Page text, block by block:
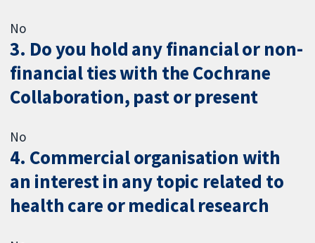
No
3. Do you hold any financial or non-
financial ties with the Cochrane
Collaboration, past or present
No
4. Commercial organisation with
an interest in any topic related to
health care or medical research